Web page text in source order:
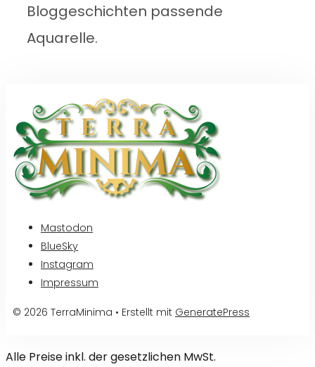
Bloggeschichten passende
Aquarelle.
Mastodon
BlueSky
Instagram
Impressum
© 2026 TerraMinima • Erstellt mit GeneratePress
Alle Preise inkl. der gesetzlichen MwSt.